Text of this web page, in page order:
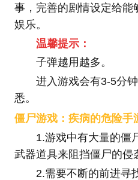
事，完善的剧情设定给能
娱乐。
温馨提示：
子弹越用越多。
进入游戏会有3-5分
悉。
僵尸游戏：疾病的危险手
1.游戏中有大量的僵
武器道具来阻挡僵尸的侵
2.需要不断的前进寻